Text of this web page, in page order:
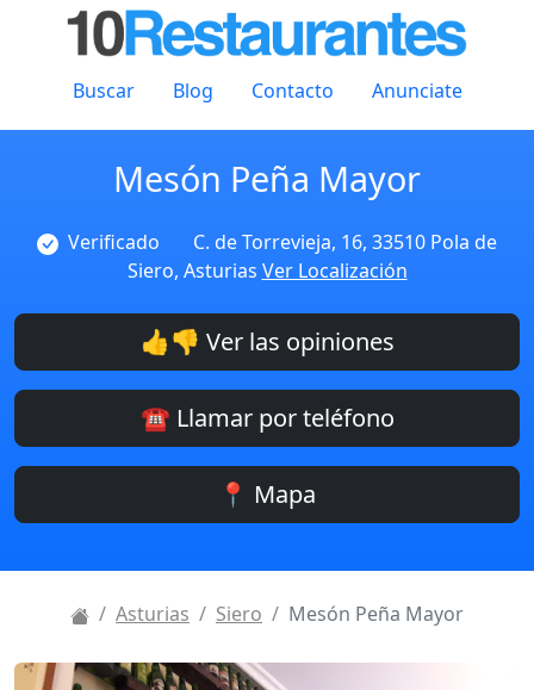
Buscar Blog Contacto Anunciate
Mesón Peña Mayor
Verificado
C. de Torrevieja, 16, 33510 Pola de
Siero, Asturias Ver Localización
👍👎 Ver las opiniones
☎️ Llamar por teléfono
📍 Mapa
Asturias Siero Mesón Peña Mayor